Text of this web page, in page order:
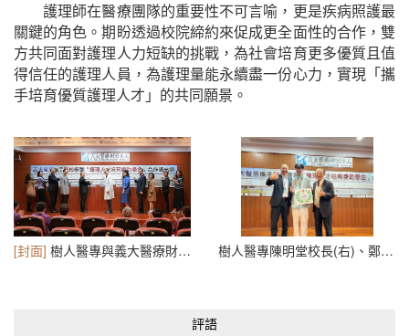
護理師在醫療團隊的重要性不可言喻，更是疾病照護最
關鍵的角色。期盼透過校院締約來促成更全面性的合作，雙
方共同面對護理人力短缺的挑戰，為社會培育更多優質且值
得信任的護理人員，為護理量能永續盡一份心力，實現「攜
手培育優質護理人才」的共同願景。
[封面] 樹人醫專與義大醫療財團法人體系簽訂合作備忘錄 樹人醫專陳明堂校長(右)、鄭可奇護理師及護理科李天豪主任合影
評語